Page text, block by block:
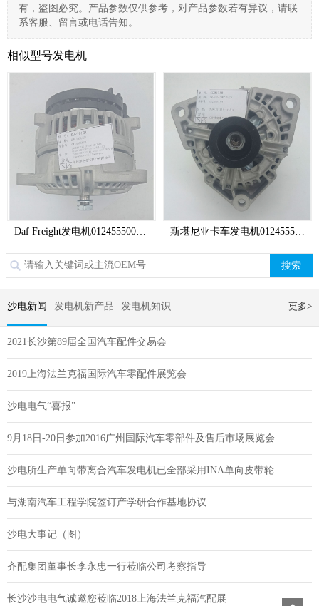
有，盗图必究。产品参数仅供参考，对产品参数若有异议，请联
系客服、留言或电话告知。
相似型号发电机
Daf Freight发电机0124555003,0124555041,1368327,SD21012A 【欧洲车
斯堪尼亚卡车发电机0124555007,SD21012
搜索
沙电新闻 发电机新产品 发电机知识 更多>
2021长沙第89届全国汽车配件交易会
2019上海法兰克福国际汽车零配件展览会
沙电电气“喜报”
9月18日-20日参加2016广州国际汽车零部件及售后市场展览会
沙电所生产单向带离合汽车发电机已全部采用INA单向皮带轮
与湖南汽车工程学院签订产学研合作基地协议
沙电大事记（图）
齐配集团董事长李永忠一行莅临公司考察指导
长沙沙电电气诚邀您莅临2018上海法兰克福汽配展